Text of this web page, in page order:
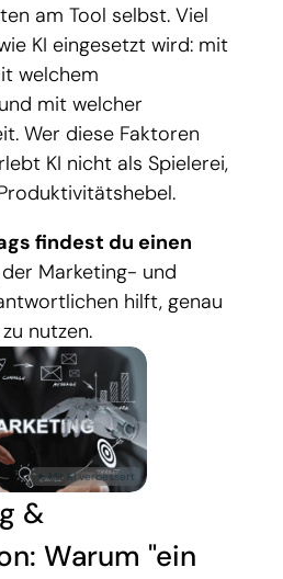
am Tool selbst. Viel
KI eingesetzt wird: mit
welchem
mit welcher
Wer diese Faktoren
KI nicht als Spielerei,
findest du einen
der Marketing- und
hilft, genau
nutzen.
&
Warum "ein